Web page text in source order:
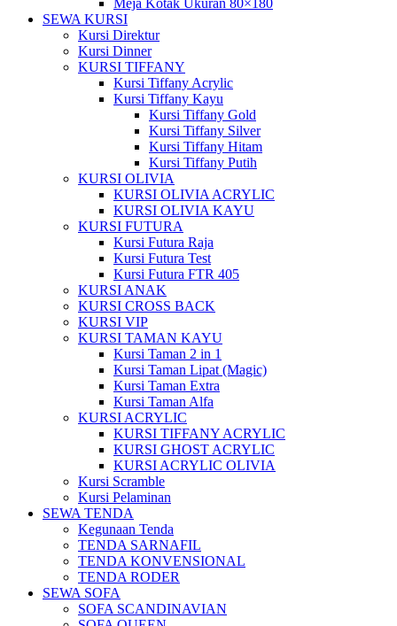
Meja Kotak Ukuran 80×180
SEWA KURSI
Kursi Direktur
Kursi Dinner
KURSI TIFFANY
Kursi Tiffany Acrylic
Kursi Tiffany Kayu
Kursi Tiffany Gold
Kursi Tiffany Silver
Kursi Tiffany Hitam
Kursi Tiffany Putih
KURSI OLIVIA
KURSI OLIVIA ACRYLIC
KURSI OLIVIA KAYU
KURSI FUTURA
Kursi Futura Raja
Kursi Futura Test
Kursi Futura FTR 405
KURSI ANAK
KURSI CROSS BACK
KURSI VIP
KURSI TAMAN KAYU
Kursi Taman 2 in 1
Kursi Taman Lipat (Magic)
Kursi Taman Extra
Kursi Taman Alfa
KURSI ACRYLIC
KURSI TIFFANY ACRYLIC
KURSI GHOST ACRYLIC
KURSI ACRYLIC OLIVIA
Kursi Scramble
Kursi Pelaminan
SEWA TENDA
Kegunaan Tenda
TENDA SARNAFIL
TENDA KONVENSIONAL
TENDA RODER
SEWA SOFA
SOFA SCANDINAVIAN